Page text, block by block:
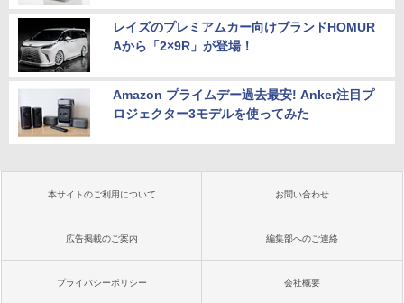
レイズのプレミアムカー向けブランドHOMUR
Aから「2×9R」が登場！
Amazon プライムデー過去最安! Anker注目プ
ロジェクター3モデルを使ってみた
本サイトのご利用について お問い合わせ
広告掲載のご案内 編集部へのご連絡
プライバシーポリシー 会社概要